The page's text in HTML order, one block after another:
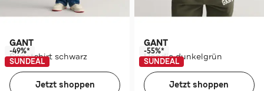
GANT
Sweatshirt schwarz
-49%*
SUNDEAL
Jetzt shoppen
GANT
Hoodie dunkelgrün
-55%*
SUNDEAL
Jetzt shoppen